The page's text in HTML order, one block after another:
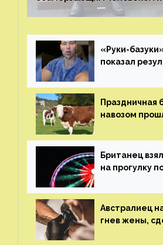
о помощи
«Руки-
показал
Праздничная
навозом
Британец
на прогулку
Австралиец
гнев жены,